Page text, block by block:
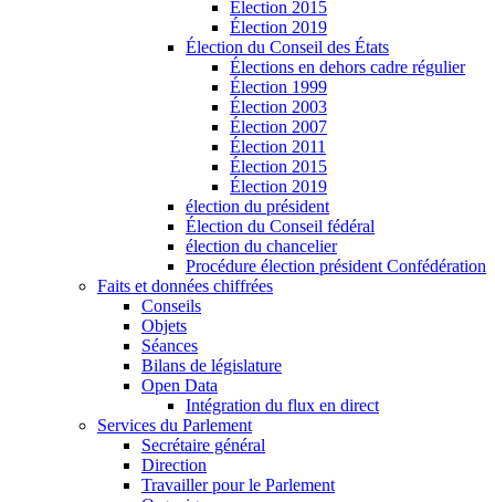
Élection 2015
Élection 2019
Élection du Conseil des États
Élections en dehors cadre régulier
Élection 1999
Élection 2003
Élection 2007
Élection 2011
Élection 2015
Élection 2019
élection du président
Élection du Conseil fédéral
élection du chancelier
Procédure élection président Confédération
Faits et données chiffrées
Conseils
Objets
Séances
Bilans de législature
Open Data
Intégration du flux en direct
Services du Parlement
Secrétaire général
Direction
Travailler pour le Parlement